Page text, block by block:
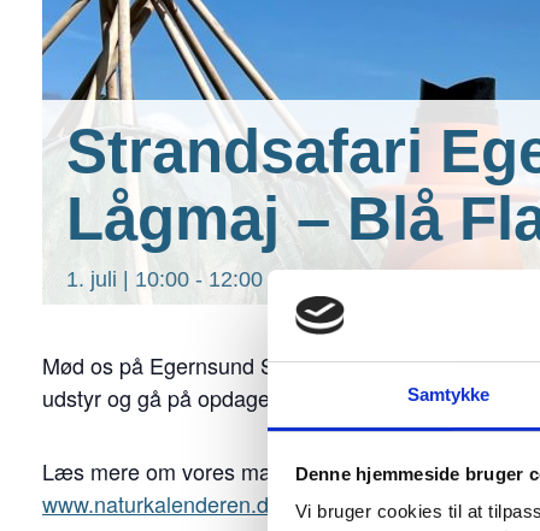
Samtykke
Denne hjemmeside bruger
Vi bruger cookies til at
Strandsafari
Lågmaj – Blå
1. juli | 10:00 - 12:00
Mød os på Egernsund Strand, Lågmaj – en af de
udstyr og gå på opdagelse langs strandene og
Læs mere om vores mange andre spændende
www.naturkalenderen.dk
og udforsk vores mange